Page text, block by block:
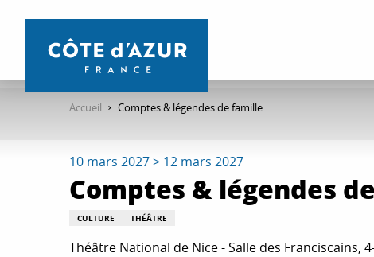
contenu
Accueil Comptes & légendes de famille
10 mars 2027 > 12 mars 2027
Comptes & légendes
CULTURE THÉÂTRE
Théâtre National de Nice - Salle des Franciscains,